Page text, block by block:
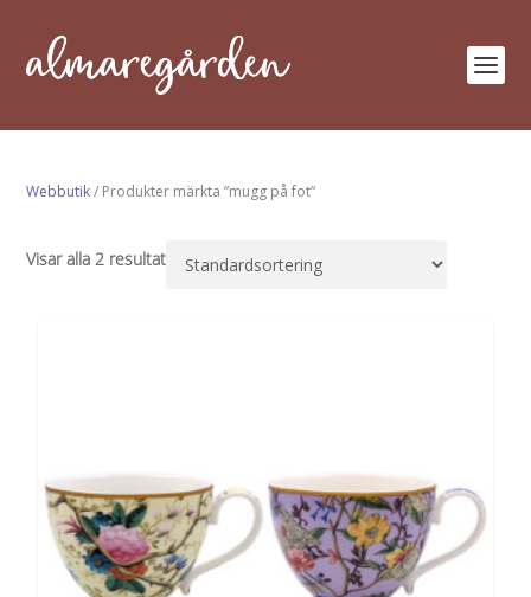
Webbutik/ Produkter märkta ”mugg på fot”
Visar alla 2 resultat